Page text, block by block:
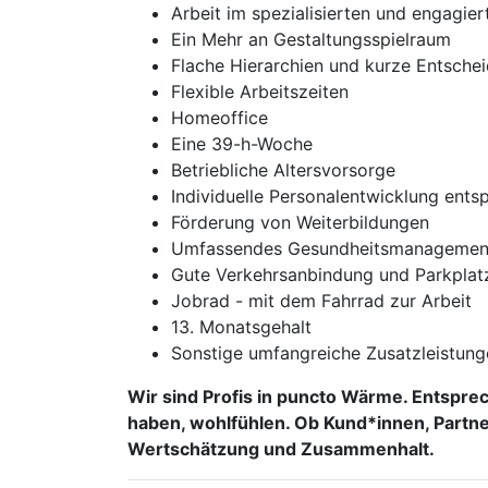
Arbeit im speziali­sierten und
Ein Mehr an Gestaltungs­spielraum
Flache Hierarchien und kurze
Flexible Arbeits­zeiten
Homeoffice
Eine 39-h-Woche
Betriebliche Altersvorsorge
Indivi­duelle Personal­entwicklung
Förderung von Weiter­bildungen
Umfassendes
Gute Verkehrs­anbindung und
Jobrad - mit dem Fahrrad zur Arbeit
13. Monatsgehalt
Sonstige umfang­reiche
Wir sind Profis in puncto Wärme.
haben, wohl­fühlen. Ob Kund*innen,
Wert­schätzung und Zusammen­halt.